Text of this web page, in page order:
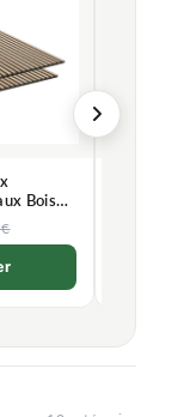
Bois